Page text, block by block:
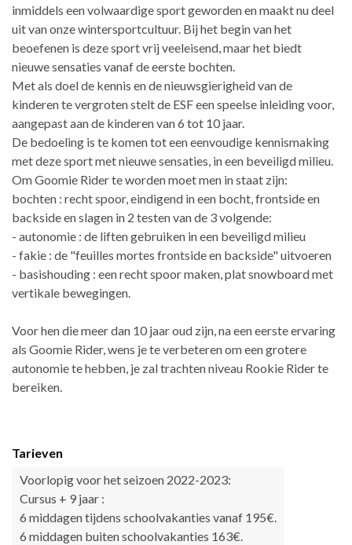
inmiddels een volwaardige sport geworden en maakt nu deel
uit van onze wintersportcultuur. Bij het begin van het
beoefenen is deze sport vrij veeleisend, maar het biedt
nieuwe sensaties vanaf de eerste bochten.
Met als doel de kennis en de nieuwsgierigheid van de
kinderen te vergroten stelt de ESF een speelse inleiding voor,
aangepast aan de kinderen van 6 tot 10 jaar.
De bedoeling is te komen tot een eenvoudige kennismaking
met deze sport met nieuwe sensaties, in een beveiligd milieu.
Om Goomie Rider te worden moet men in staat zijn:
bochten : recht spoor, eindigend in een bocht, frontside en
backside en slagen in 2 testen van de 3 volgende:
- autonomie : de liften gebruiken in een beveiligd milieu
- fakie : de "feuilles mortes frontside en backside" uitvoeren
- basishouding : een recht spoor maken, plat snowboard met
vertikale bewegingen.
Voor hen die meer dan 10 jaar oud zijn, na een eerste ervaring
als Goomie Rider, wens je te verbeteren om een grotere
autonomie te hebben, je zal trachten niveau Rookie Rider te
bereiken.
Tarieven
Voorlopig voor het seizoen 2022-2023:
Cursus + 9 jaar :
6 middagen tijdens schoolvakanties vanaf 195€.
6 middagen buiten schoolvakanties 163€.